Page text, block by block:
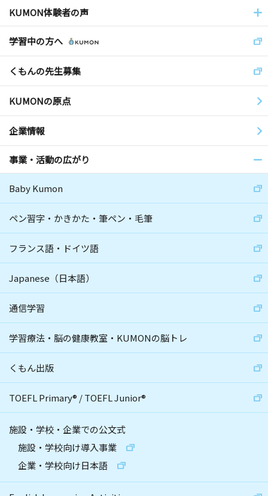
KUMON体験者の声
学習中の方へ
くもんの先生募集
KUMONの原点
企業情報
事業・活動の広がり
Baby Kumon
ペン習字・かきかた・筆ペン・毛筆
フランス語・ドイツ語
Japanese（日本語）
通信学習
学習療法・脳の健康教室・KUMONの脳トレ
くもん出版
TOEFL Primary® /TOEFL Junior®
施設・学校・企業での公文式
施設・学校向け導入事業
企業・学校向け日本語